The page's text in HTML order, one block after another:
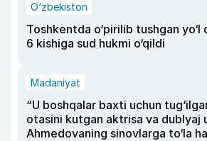
O‘zbekiston
Toshkentda o‘pirilib tushgan yo‘l
6 kishiga sud hukmi o‘qildi
Madaniyat
“U boshqalar baxti uchun
otasini kutgan aktrisa va dublyaj
Ahmedovaning sinovlarga to‘la